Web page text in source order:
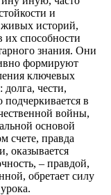
и
живых историй,
их способности
знания. Они
формируют
ключевых
долга, чести,
в
войны,
основой
счете, правда
оказывается
– правдой,
обретает силу